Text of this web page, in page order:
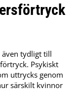
även tydligt till
Psykiskt
uttrycks genom
särskilt kvinnor